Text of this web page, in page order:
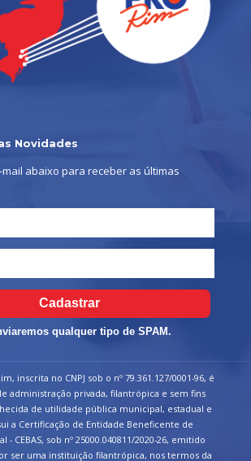
Novidades
abaixo para receber as últimas
Cadastrar
qualquer tipo de SPAM.
inscrita no CNPJ sob o nº 79.361.127/0001-96, é
administração privada, filantrópica e sem fins
de utilidade pública municipal, estadual e
a Certificação de Entidade Beneficente de
- CEBAS, sob nº 25000.040811/2020-26, emitido
ser uma instituição filantrópica, nos termos da